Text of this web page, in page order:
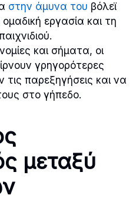
στην άμυνα του βόλεϊ
εργασία και τη
και σήματα, οι
γρηγορότερες
παρεξηγήσεις και να
στο γήπεδο.
μεταξύ